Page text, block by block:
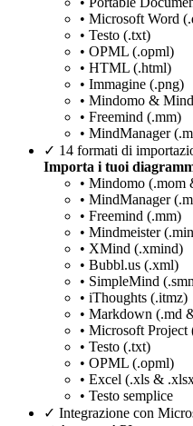
• Microsoft Word
• Testo (.txt)
• OPML (.opml)
• HTML (.html)
• Immagine (.png)
• Mindomo &
• Freemind (.mm)
• MindManager
✓ 14 formati di
Importa i tuoi
• Mindomo (.mom
• MindManager
• Freemind (.mm)
• Mindmeister
• XMind (.xmind)
• Bubbl.us (.xml)
• SimpleMind
• iThoughts (.itmz)
• Markdown (.md
• Microsoft Project
• Testo (.txt)
• OPML (.opml)
• Excel (.xls &
• Testo semplice
✓ Integrazione con